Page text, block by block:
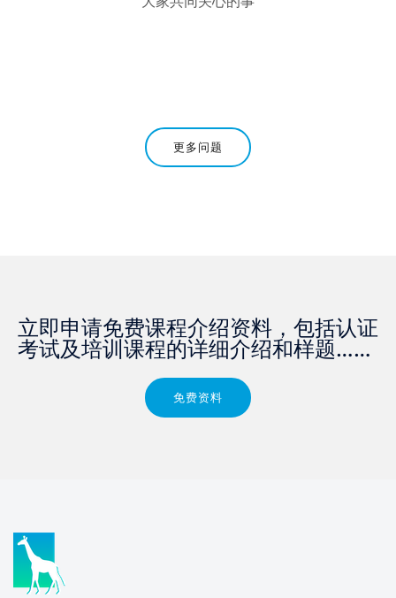
更多问题
立即申请免费课程介绍资料，包括认证
考试及培训课程的详细介绍和样题……​
免费资料